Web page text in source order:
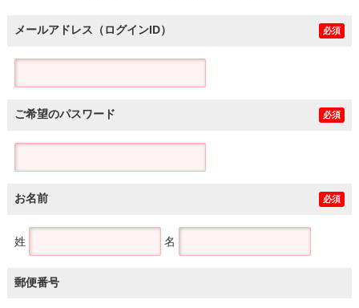
メールアドレス（ログインID） 必須
ご希望のパスワード 必須
お名前 必須
姓 名
郵便番号